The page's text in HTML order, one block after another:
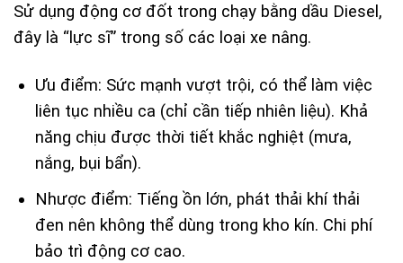
Sử dụng động cơ đốt trong chạy bằng dầu Diesel,
đây là “lực sĩ” trong số các loại xe nâng.
Ưu điểm: Sức mạnh vượt trội, có thể làm việc
liên tục nhiều ca (chỉ cần tiếp nhiên liệu). Khả
năng chịu được thời tiết khắc nghiệt (mưa,
nắng, bụi bẩn).
Nhược điểm: Tiếng ồn lớn, phát thải khí thải
đen nên không thể dùng trong kho kín. Chi phí
bảo trì động cơ cao.